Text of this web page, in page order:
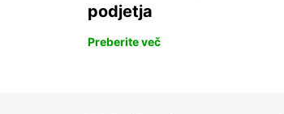
podjetja
Preberite več